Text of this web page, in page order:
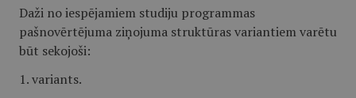
Daži no iespējamiem studiju programmas
pašnovērtējuma ziņojuma struktūras variantiem varētu
būt sekojoši:
1. variants.